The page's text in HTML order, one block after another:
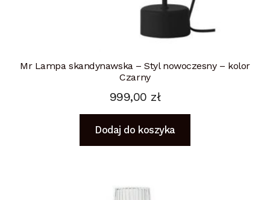
Mr Lampa skandynawska – Styl nowoczesny – kolor
Czarny
999,00 zł
Dodaj do koszyka